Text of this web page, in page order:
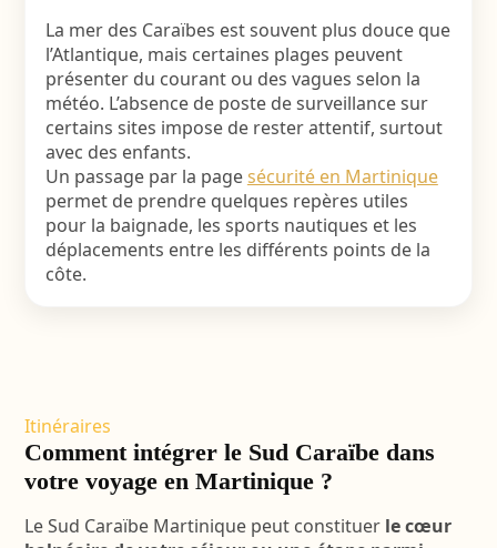
La mer des Caraïbes est souvent plus douce que
l’Atlantique, mais certaines plages peuvent
présenter du courant ou des vagues selon la
météo. L’absence de poste de surveillance sur
certains sites impose de rester attentif, surtout
avec des enfants.
Un passage par la pagesécurité en Martinique
permet de prendre quelques repères utiles
pour la baignade, les sports nautiques et les
déplacements entre les différents points de la
côte.
Itinéraires
Comment intégrer le Sud Caraïbe dans
votre voyage en Martinique ?
Le Sud Caraïbe Martinique peut constituer le cœur